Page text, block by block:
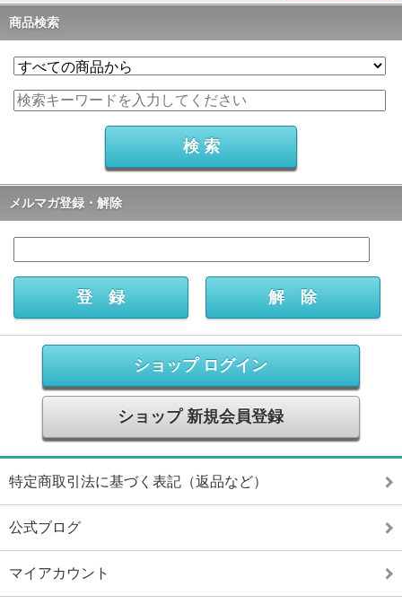
商品検索
メルマガ登録・解除
ショップ ログイン
ショップ 新規会員登録
特定商取引法に基づく表記（返品など）
公式ブログ
マイアカウント